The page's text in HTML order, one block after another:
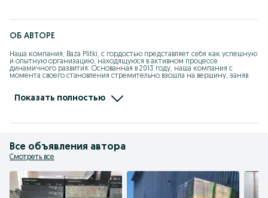
ОБ АВТОРЕ
Наша компания, Baza Plitki, с гордостью представляет себя как успешную
и опытную организацию, находящуюся в активном процессе
динамичного развития. Основанная в 2013 году, наша компания с
момента своего становления стремительно взошла на вершину, заняв
Наша цель – предложить нашим клиентам только самые качественные
материалы из натурального камня, исключительные по своей красоте и
Показать полностью
Все объявления автора
Смотреть все